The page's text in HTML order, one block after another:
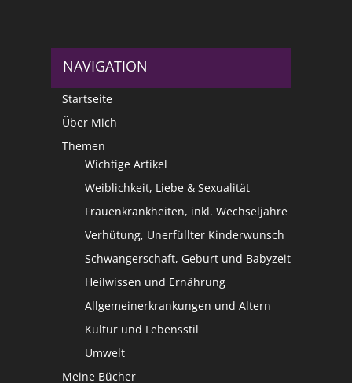
NAVIGATION
Startseite
Über Mich
Themen
Wichtige Artikel
Weiblichkeit, Liebe & Sexualität
Frauenkrankheiten, inkl. Wechseljahre
Verhütung, Unerfüllter Kinderwunsch
Schwangerschaft, Geburt und Babyzeit
Heilwissen und Ernährung
Allgemeinerkrankungen und Altern
Kultur und Lebensstil
Umwelt
Meine Bücher